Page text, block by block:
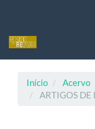
principal
Início Acervo
ARTIGOS